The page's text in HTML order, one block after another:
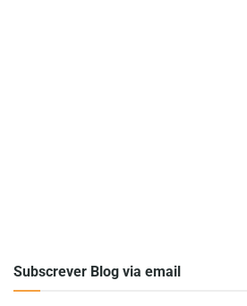
Subscrever Blog via email